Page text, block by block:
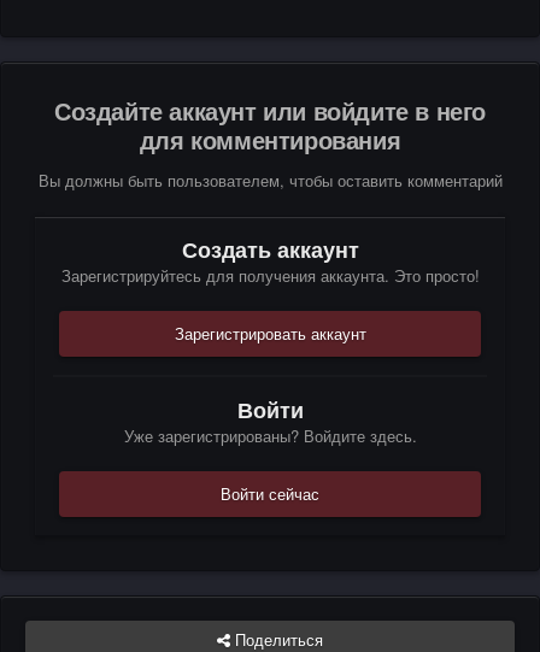
Создайте аккаунт или войдите в него
для комментирования
Вы должны быть пользователем, чтобы оставить комментарий
Создать аккаунт
Зарегистрируйтесь для получения аккаунта. Это просто!
Зарегистрировать аккаунт
Войти
Уже зарегистрированы? Войдите здесь.
Войти сейчас
Поделиться